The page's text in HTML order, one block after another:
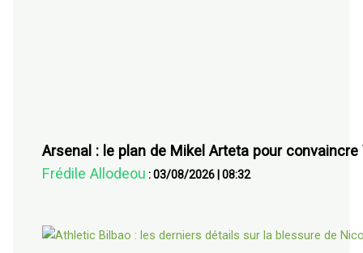
Arsenal : le plan de Mikel Arteta pour
Frédile Allodeou :03/08/2026 |08:32